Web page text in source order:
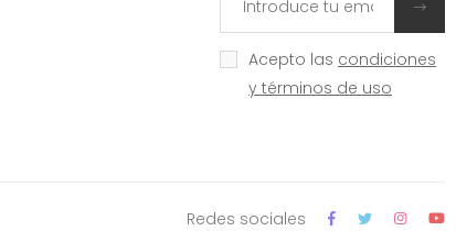
Acepto las condiciones
y términos de uso
Redes sociales